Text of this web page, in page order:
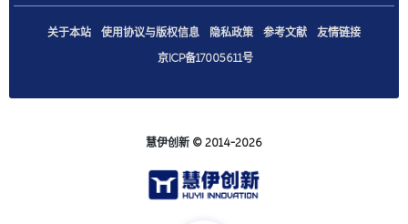
关于本站 使用协议与版权信息 隐私政策 参考文献
友情链接
京ICP备17005611号
慧伊创新 © 2014-2026